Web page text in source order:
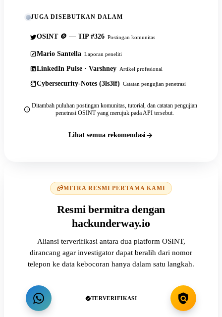
JUGA DISEBUTKAN DALAM
OSINT 🪙 — TIP #326 Postingan komunitas
Mario Santella Laporan peneliti
LinkedIn Pulse · Varshney Artikel profesional
Cybersecurity-Notes (3ls3if) Catatan pengujian penetrasi
Ditambah puluhan postingan komunitas, tutorial, dan catatan pengujian
penetrasi OSINT yang merujuk pada API tersebut.
Lihat semua rekomendasi
MITRA RESMI PERTAMA KAMI
Resmi bermitra dengan
hackunderway.io
Aliansi terverifikasi antara dua platform OSINT,
dirancang agar investigator dapat beralih dari nomor
telepon ke data kebocoran hanya dalam satu langkah.
TERVERIFIKASI